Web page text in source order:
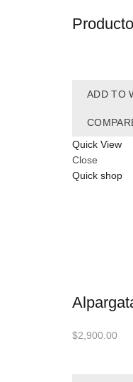
ADD TO
Quick View
Close
Quick shop
$2,900.00